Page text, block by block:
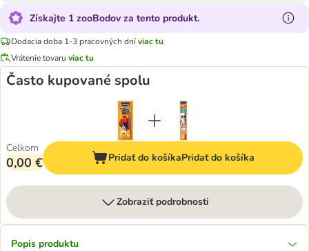
Získajte 1 zooBodov za tento produkt.
Dodacia doba 1-3 pracovných dníviac tu
Vrátenie tovaru viac tu
Často kupované spolu
Celkom
0,00 € Pridať do košíkaPridať do košíka
Zobraziť podrobnosti
Popis produktu